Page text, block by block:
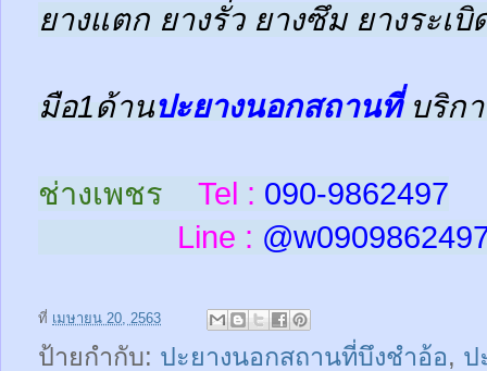
ยางแตก ยางรั่ว ยางซึม ยางระเบิ
มือ1ด้านปะยางนอกสถานที่ บริก
ช่างเพชร Tel : 090-9862497
Line : @w
ที่ เมษายน 20, 2563
ป้ายกำกับ: ปะยางนอกสถานที่บึงชำอ้อ, ป